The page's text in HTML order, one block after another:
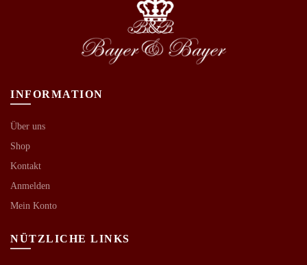
INFORMATION
Über uns
Shop
Kontakt
Anmelden
Mein Konto
NÜTZLICHE LINKS